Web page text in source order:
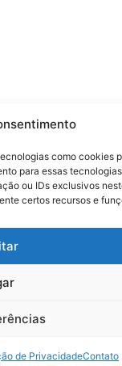
como cookies
para essas
ou IDs exclusivos
certos recursos e
de PrivacidadeContato